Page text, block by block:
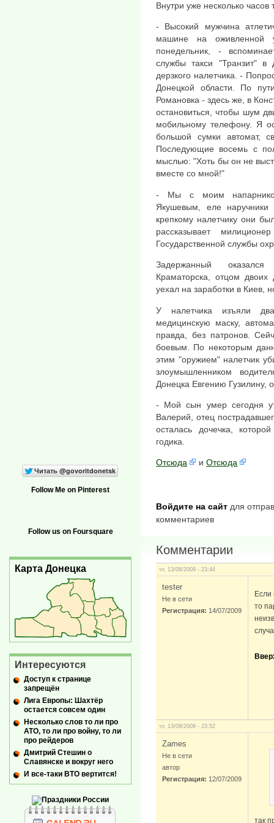
Внутри уже несколько часов
- Высокий мужчина
машине на оживленной
понедельник, -
службы такси "Транзит" в
дерзкого налетчика. -
Донецкой области. По
Романовка - здесь же, в
остановиться, чтобы шум
мобильному телефону. Я
большой сумки автомат,
Последующие восемь с
мыслью: "Хоть бы он не
вместе со мной!"
- Мы с моим
Якушевым, еле наручники
крепкому налетчику они
рассказывает
Государственной службы
Задержанный
Краматорска, отцом
уехал на заработки в Киев,
У налетчика изъяли
медицинскую маску,
правда, без патронов.
боевым. По некоторым
этим "оружием" налетчик
злоумышленником
Донецка Евгению Гузилину,
- Мой сын умер сегодня
Валерий, отец
осталась дочечка,
годика.
Отсюда иОтсюда
Войдите на сайт для
комментариев
Комментарии
чт, 13/08/2009 - 23:44
tester
Не в сети
Регистрация: 14/07/2009
Если
то
чт, 13/08/2009 - 23:52
Zames
Не в сети
автор
Регистрация: 12/07/2009
так
Follow Me on Pinterest
Follow us on Foursquare
Карта Донецка
Интересуются
Доступ к странице
запрещён
Лига Европы: Шахтёр
остается совсем один
Несколько слов то ли про
АТО, то ли про войну, то ли
про рейдеров
Дмитрий Стешин о
Славянске и вокруг него
И все-таки ВТО вертится!